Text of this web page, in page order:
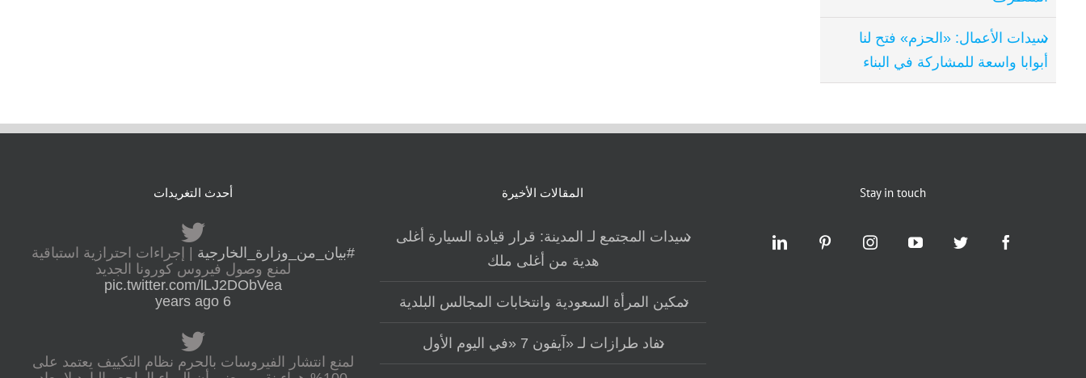
سيدات الأعمال: «الحزم» فتح لنا
أبوابا واسعة للمشاركة في البناء
أحدث التغريدات
#بيان_من_وزارة_الخارجية | إجراءات احترازية استباقية
لمنع وصول فيروس كورونا الجديد
pic.twitter.com/lLJ2DObVea
6 years ago
لمنع انتشار الفيروسات بالحرم نظام التكييف يعتمد على
المقالات الأخيرة
سيدات المجتمع لـ المدينة: قرار قيادة السيارة أغلى
هدية من أغلى ملك
تمكين المرأة السعودية وانتخابات المجالس البلدية
نفاد طرازات لـ «آيفون 7 «في اليوم الأول
Stay in touch